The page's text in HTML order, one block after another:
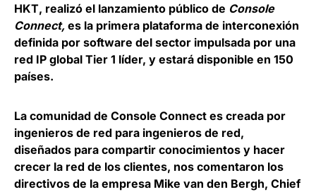
HKT, realizó el lanzamiento público de Console
Connect, es la primera plataforma de interconexión
definida por software del sector impulsada por una
red IP global Tier 1 líder, y estará disponible en 150
países.
La comunidad de Console Connect es creada por
ingenieros de red para ingenieros de red,
diseñados para compartir conocimientos y hacer
crecer la red de los clientes, nos comentaron los
directivos de la empresa Mike van den Bergh, Chief